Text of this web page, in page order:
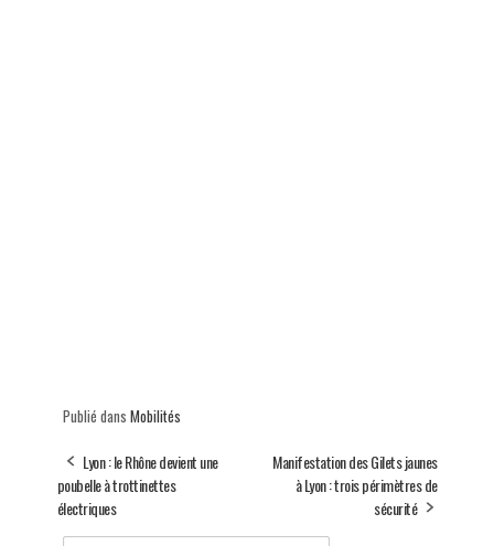
Publié dans Mobilités
Lyon : le Rhône devient une
poubelle à trottinettes
électriques
Manifestation des Gilets jaunes
à Lyon : trois périmètres de
sécurité